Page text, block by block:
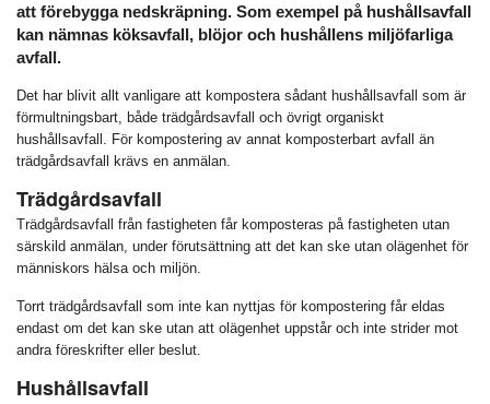
att förebygga nedskräpning. Som exempel på hushållsavfall
kan nämnas köksavfall, blöjor och hushållens miljöfarliga
avfall.
Det har blivit allt vanligare att kompostera sådant hushållsavfall som är
förmultningsbart, både trädgårdsavfall och övrigt organiskt
hushållsavfall. För kompostering av annat komposterbart avfall än
trädgårdsavfall krävs en anmälan.
Trädgårdsavfall
Trädgårdsavfall från fastigheten får komposteras på fastigheten utan
särskild anmälan, under förutsättning att det kan ske utan olägenhet för
människors hälsa och miljön.
Torrt trädgårdsavfall som inte kan nyttjas för kompostering får eldas
endast om det kan ske utan att olägenhet uppstår och inte strider mot
andra föreskrifter eller beslut.
Hushållsavfall